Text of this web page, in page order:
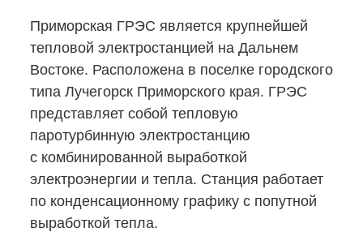
Приморская ГРЭС является крупнейшей
тепловой электростанцией на Дальнем
Востоке. Расположена в поселке городского
типа Лучегорск Приморского края. ГРЭС
представляет собой тепловую
паротурбинную электростанцию
с комбинированной выработкой
электроэнергии и тепла. Станция работает
по конденсационному графику с попутной
выработкой тепла.